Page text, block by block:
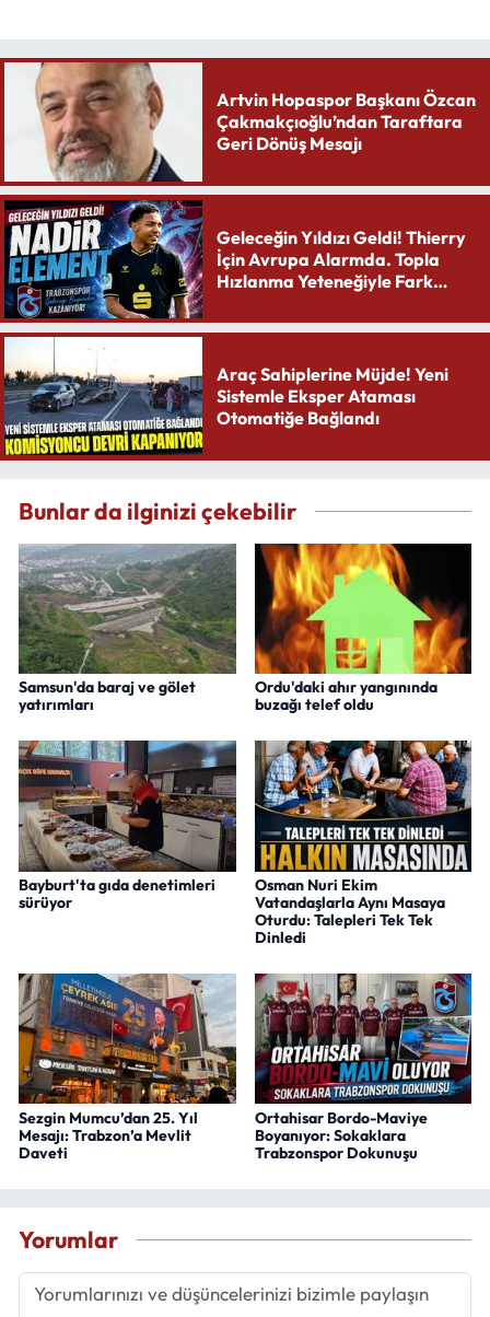
Artvin Hopaspor Başkanı Özcan
Çakmakçıoğlu’ndan Taraftara
Geri Dönüş Mesajı
Geleceğin Yıldızı Geldi! Thierry
İçin Avrupa Alarmda. Topla
Hızlanma Yeteneğiyle Fark
Araç Sahiplerine Müjde! Yeni
Sistemle Eksper Ataması
Otomatiğe Bağlandı
Bunlar da ilginizi çekebilir
Samsun'da baraj ve gölet
yatırımları
Ordu'daki ahır yangınında
buzağı telef oldu
Bayburt'ta gıda denetimleri
sürüyor
Osman Nuri Ekim
Vatandaşlarla Aynı Masaya
Oturdu: Talepleri Tek Tek
Dinledi
Sezgin Mumcu’dan 25. Yıl
Mesajı: Trabzon’a Mevlit
Daveti
Ortahisar Bordo-Maviye
Boyanıyor: Sokaklara
Trabzonspor Dokunuşu
Yorumlar